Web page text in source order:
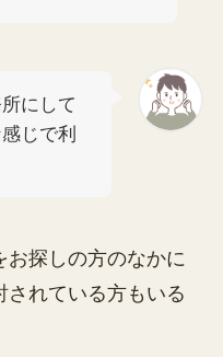
にして
じで利
お探しの方のなかに
されている方もいる